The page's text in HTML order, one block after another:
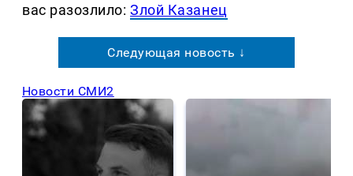
вас разозлило:Злой Казанец
Следующая новость ↓
Новости СМИ2